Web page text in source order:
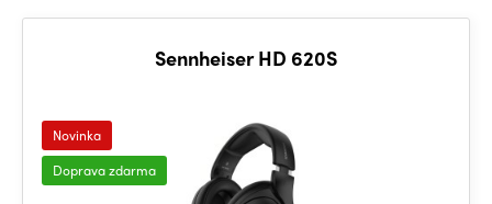
Sennheiser HD 620S
Novinka
Doprava zdarma